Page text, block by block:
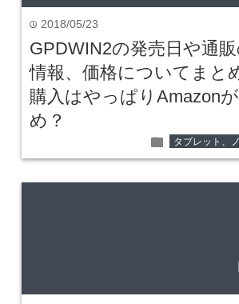
time 2018/05/23
GPDWIN2の発売日や通
情報、価格についてまと
購入はやっぱりAmazon
め？
folder タブレット、